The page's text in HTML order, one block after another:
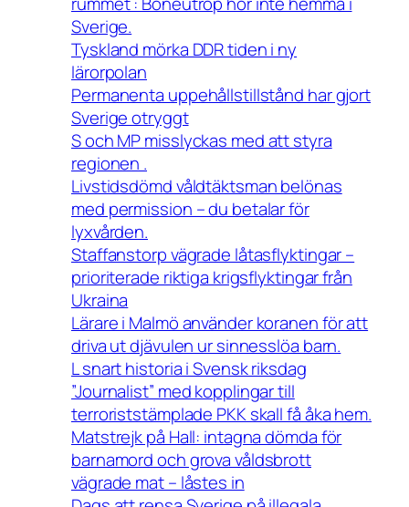
Sverige.
Tyskland mörka DDR tiden i ny
lärorpolan
Permanenta uppehållstillstånd har gjort
Sverige otryggt
S och MP misslyckas med att styra
regionen .
Livstidsdömd våldtäktsman belönas
med permission – du betalar för
lyxvården.
Staffanstorp vägrade låtasflyktingar –
prioriterade riktiga krigsflyktingar från
Ukraina
Lärare i Malmö använder koranen för att
driva ut djävulen ur sinnesslöa barn.
L snart historia i Svensk riksdag
”Journalist” med kopplingar till
terroriststämplade PKK skall få åka hem.
Matstrejk på Hall: intagna dömda för
barnamord och grova våldsbrott
vägrade mat – låstes in